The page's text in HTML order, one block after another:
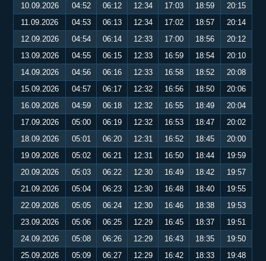
10.09.2026
04:52 06:12 12:34 17:03 18:59
20:15
11.09.2026
04:53 06:13 12:34 17:02 18:57
20:14
12.09.2026
04:54 06:14 12:33 17:00 18:56
20:12
13.09.2026
04:55 06:15 12:33 16:59 18:54
20:10
14.09.2026
04:56 06:16 12:33 16:58 18:52
20:08
15.09.2026
04:57 06:17 12:32 16:56 18:50
20:06
16.09.2026
04:59 06:18 12:32 16:55 18:49
20:04
17.09.2026
05:00 06:19 12:32 16:53 18:47
20:02
18.09.2026
05:01 06:20 12:31 16:52 18:45
20:00
19.09.2026
05:02 06:21 12:31 16:50 18:44
19:59
20.09.2026
05:03 06:22 12:30 16:49 18:42
19:57
21.09.2026
05:04 06:23 12:30 16:48 18:40
19:55
22.09.2026
05:05 06:24 12:30 16:46 18:38
19:53
23.09.2026
05:06 06:25 12:29 16:45 18:37
19:51
24.09.2026
05:08 06:26 12:29 16:43 18:35
19:50
25.09.2026
05:09 06:27 12:29 16:42 18:33
19:48